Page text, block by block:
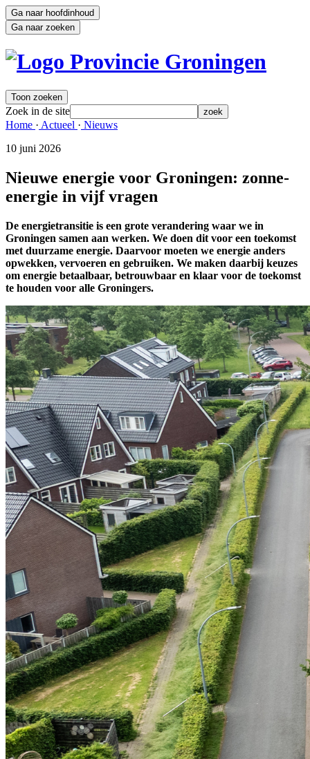
Ga naar hoofdinhoud
Ga naar zoeken
Toon zoeken
Zoek in de site zoek
Home · Actueel · Nieuws
10 juni 2026
Nieuwe energie voor Groningen: zonne-
energie in vijf vragen
De energietransitie is een grote verandering waar we in
Groningen samen aan werken. We doen dit voor een toekomst
met duurzame energie. Daarvoor moeten we energie anders
opwekken, vervoeren en gebruiken. We maken daarbij keuzes
om energie betaalbaar, betrouwbaar en klaar voor de toekomst
te houden voor alle Groningers.